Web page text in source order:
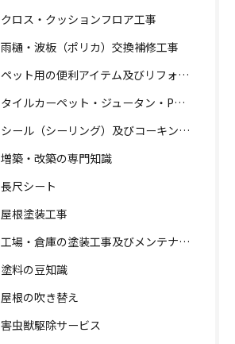
クロス・クッションフロア工事
雨樋・波板（ポリカ）交換補修工事
ペット用の便利アイテム及びリフォーム工事
タイルカーペット・ジュータン・Pタイル・床・フローリング工事
シール（シーリング）及びコーキング工事の専門知識
増築・改築の専門知識
長尺シート
屋根塗装工事
工場・倉庫の塗装工事及びメンテナンス
塗料の豆知識
屋根の吹き替え
害虫獣駆除サービス